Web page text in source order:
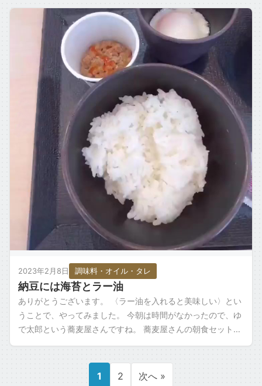
2023年2月8日 調味料・オイル・タレ
納豆には海苔とラー油
ありがとうございます。 〈ラー油を入れると美味しい〉とい
うことで、やってみました。 今朝は時間がなかったので、ゆ
で太郎という蕎麦屋さんですね。 蕎麦屋さんの朝食セットを
頼んでみました。 三脚がないので […]
1 2 次へ »